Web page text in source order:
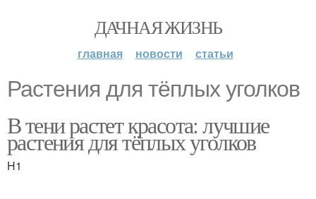
ДАЧНАЯ ЖИЗНЬ
главная новости статьи
Растения для тёплых уголков
В тени растет красота: лучшие
растения для тёплых уголков
H1